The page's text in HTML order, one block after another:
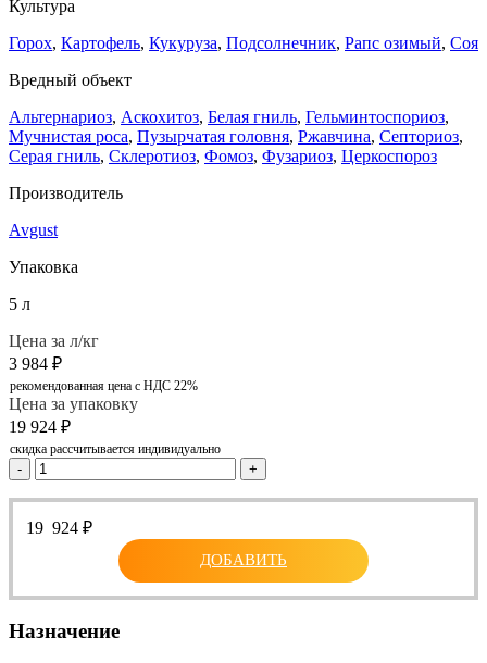
Культура
Горох, Картофель, Кукуруза, Подсолнечник, Рапс озимый, Соя
Вредный объект
Альтернариоз, Аскохитоз, Белая гниль, Гельминтоспориоз,
Мучнистая роса, Пузырчатая головня, Ржавчина, Септориоз,
Серая гниль, Склеротиоз, Фомоз, Фузариоз, Церкоспороз
Производитель
Avgust
Упаковка
5 л
Цена за л/кг
3 984 ₽
рекомендованная цена с НДС 22%
Цена за упаковку
19 924 ₽
скидка рассчитывается индивидуально
- +
19 924 ₽
ДОБАВИТЬ
Назначение